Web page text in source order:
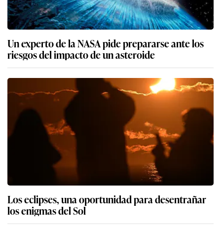
Un experto de la NASA pide prepararse ante los
riesgos del impacto de un asteroide
Los eclipses, una oportunidad para desentrañar
los enigmas del Sol